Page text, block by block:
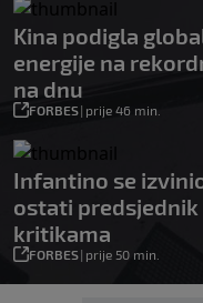
Kina podigla
energije na
na dnu
FORBES| prije 46 min.
Infantino se
ostati predsjednik
kritikama
FORBES| prije 50 min.